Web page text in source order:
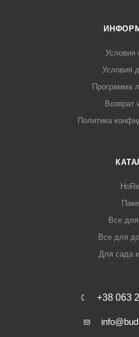
Условия
Условия
Программа
Возврат
Политика
Все
Все для
Для сада
+38 063